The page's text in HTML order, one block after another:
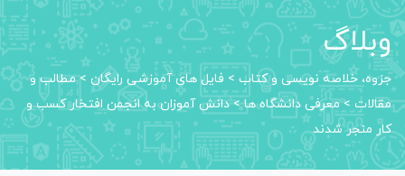
وبلاگ
جزوه، خلاصه نویسی و کتاب> فایل های آموزشی رایگان>مطالب و
مقالات>معرفی دانشگاه ها>دانش آموزان به انجمن افتخار کسب و
کار منجر شدند